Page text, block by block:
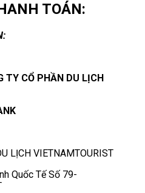
TOÁN:
TY CỔ PHẦN DU LỊCH
LỊCH VIETNAMTOURIST
Quốc Tế Số 79-